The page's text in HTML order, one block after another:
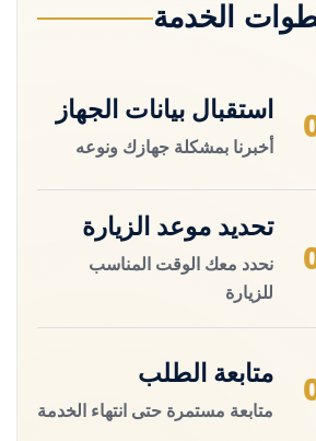
الخدمة
استقبال بيانات الجهاز
أخبرنا بمشكلة جهازك ونوعه
تحديد موعد الزيارة
نحدد معك الوقت المناسب
للزيارة
متابعة الطلب
متابعة مستمرة حتى انتهاء الخدمة